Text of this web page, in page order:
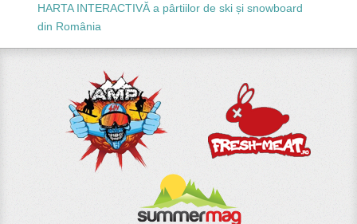
HARTA INTERACTIVĂ a pârtiilor de ski și snowboard
din România